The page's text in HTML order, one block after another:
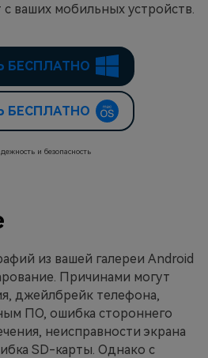
ваших мобильных устройств.
БЕСПЛАТНО
БЕСПЛАТНО
и безопасность
из вашей галереи Android
Причинами могут
джейлбрейк телефона,
ПО, ошибка стороннего
неисправности экрана
SD-карты. Однако с